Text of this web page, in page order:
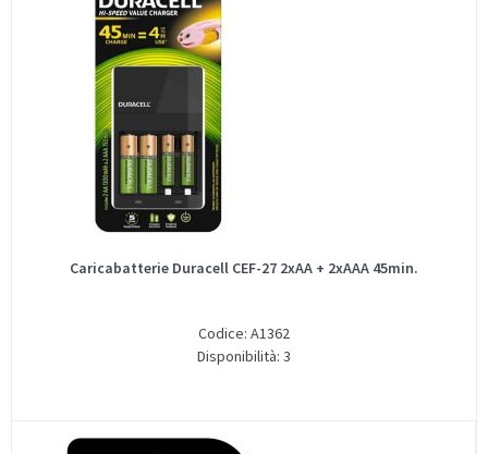
Caricabatterie Duracell CEF-27 2xAA + 2xAAA 45min.
Codice: A1362
Disponibilità: 3